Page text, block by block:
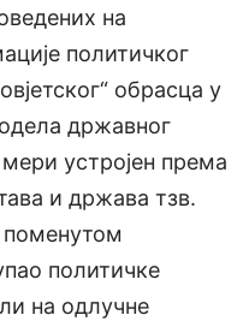
на
политичког
обрасца у
државног
мери устројен према
и држава тзв.
поменутом
политичке
на одлучне